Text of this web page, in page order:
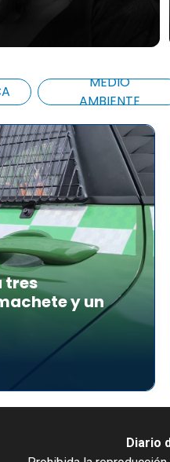
MEDIO
AMBIENTE
tres
y un
Diario